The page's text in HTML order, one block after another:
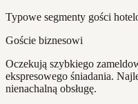
Typowe segmenty gości
Goście biznesowi
Oczekują szybkiego
ekspresowego śniadania.
nienachalną obsługę.